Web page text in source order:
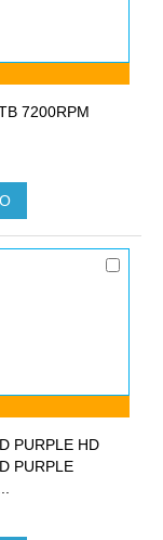
7200RPM
PURPLE HD
PURPLE